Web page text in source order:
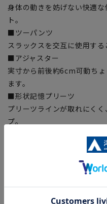
身体の動きを妨げない快適
ト。
■ツーパンツ
スラックスを交互に使用する
■アジャスター
実寸から前後約6cm可動ち
ます。
■形状記憶プリーツ
プリーツラインが取れにく
プ。
この商品はリサイクル原料
■ECOBLUE(100%リサイク
『ECOBLUE』はマテリアル
を繊維へと再生しています